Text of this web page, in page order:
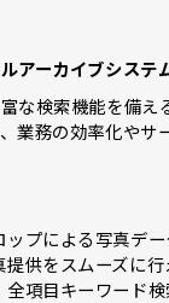
アーカイブシステ
な検索機能を備え
業務の効率化やサ
ップによる写真デ
提供をスムーズに
全項目キーワード